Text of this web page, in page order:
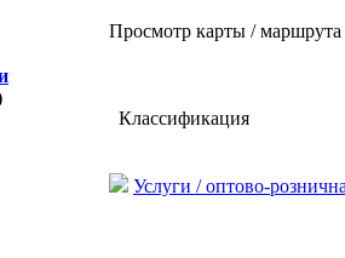
Просмотр карты / маршрута
Классификация
Услуги / оптово-